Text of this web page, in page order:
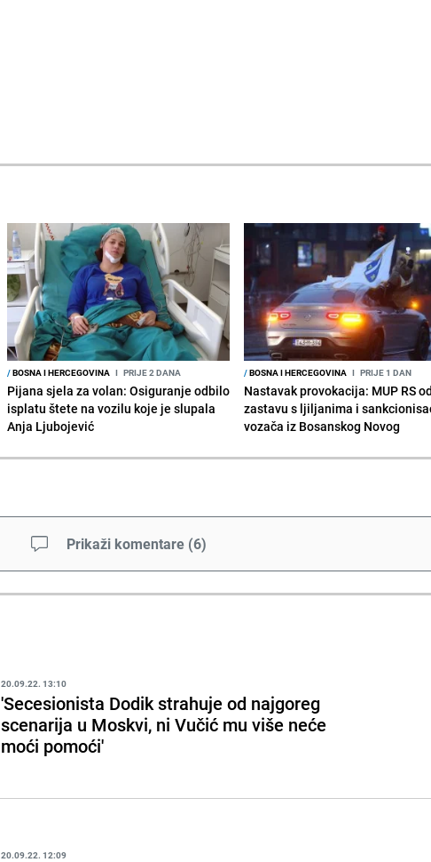
/BOSNA I HERCEGOVINA I PRIJE 2 DANA
Pijana sjela za volan: Osiguranje odbilo
isplatu štete na vozilu koje je slupala
Anja Ljubojević
/BOSNA I HERCEGOVINA I PRIJE 1 DAN
Nastavak provokacija: MUP RS
zastavu s ljiljanima i
vozača iz Bosanskog Novog
Prikaži komentare (6)
20.09.22. 13:10
'Secesionista Dodik strahuje od najgoreg
scenarija u Moskvi, ni Vučić mu više neće
moći pomoći'
20.09.22. 12:09